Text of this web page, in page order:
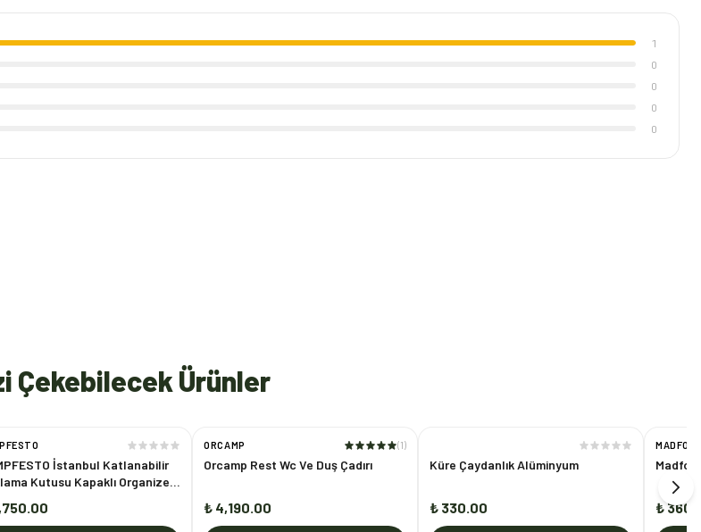
1
0
0
0
0
Çekebilecek Ürünler
İstanbul Katlanabilir
Kutusu Kapaklı Organizer
ORCAMP (1)
Orcamp Rest Wc Ve Duş Çadırı
₺ 4,190.00
Küre Çaydanlık Alüminyum
₺ 330.00
MADFOX
Madfox
₺